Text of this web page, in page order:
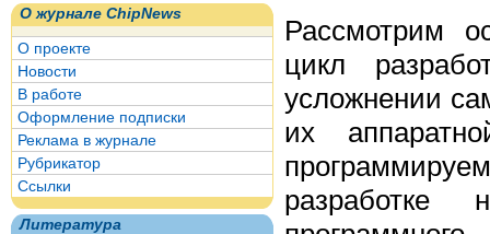
О журнале ChipNews
О проекте
Новости
В работе
Оформление подписки
Реклама в журнале
Рубрикатор
Ссылки
Литература
Рассмотрим
цикл
усложнении
их
разработке